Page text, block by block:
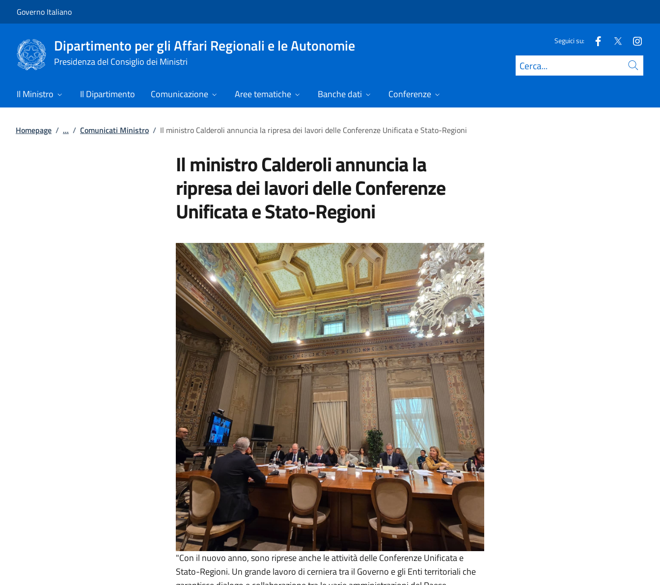
Governo Italiano
Dipartimento per gli Affari Regionali e le Autonomie
Presidenza del Consiglio dei Ministri
Seguici su:
Cerca
Il Ministro Il Dipartimento Comunicazione Aree tematiche Banche dati Conferenze
Homepage / ... / Comunicati Ministro / Il ministro Calderoli annuncia la ripresa dei lavori delle Conferenze Unificata e Stato-Regioni
Il ministro Calderoli annuncia la
ripresa dei lavori delle Conferenze
Unificata e Stato-Regioni
"Con il nuovo anno, sono riprese anche le attività delle Conferenze Unificata e
Stato-Regioni. Un grande lavoro di cerniera tra il Governo e gli Enti territoriali che